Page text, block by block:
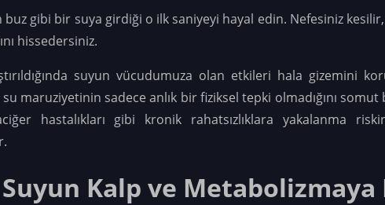
gibi bir suya girdiği o ilk saniyeyi hayal edin. Nefesiniz kesilir,
hissedersiniz.
suyun vücudumuza olan etkileri hala gizemini
maruziyetinin sadece anlık bir fiziksel tepki olmadığını
hastalıkları gibi kronik rahatsızlıklara yakalanma
Kalp ve Metabolizmaya